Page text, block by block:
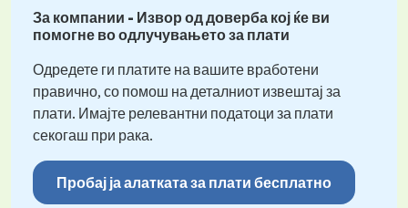
За компании - Извор од доверба кој ќе ви
помогне во одлучувањето за плати
Одредете ги платите на вашите вработени
правично, со помош на деталниот извештај за
плати. Имајте релевантни податоци за плати
секогаш при рака.
Пробај ја алатката за плати бесплатно